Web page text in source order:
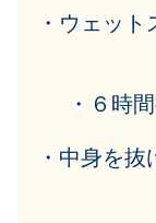
・ウェッ
・６時
・中身を